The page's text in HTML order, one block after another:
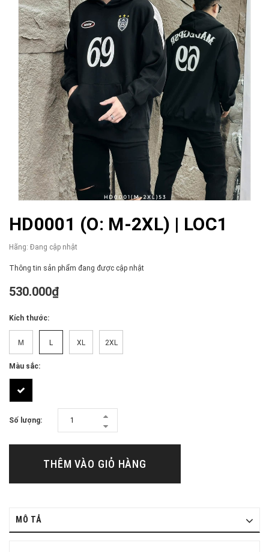
HD0001 (O: M-2XL) | LOC1
Hãng: Đang cập nhật
Thông tin sản phẩm đang được cập nhật
530.000₫
Kích thước:
M L XL 2XL
Màu sắc:
Số lượng:
THÊM VÀO GIỎ HÀNG
MÔ TẢ